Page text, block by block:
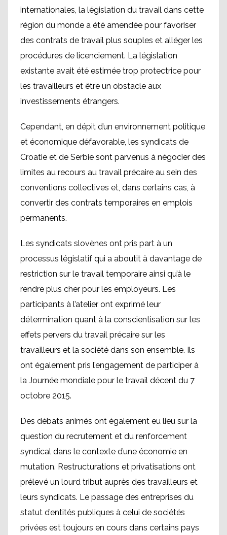
internationales, la législation du travail dans cette
région du monde a été amendée pour favoriser
des contrats de travail plus souples et alléger les
procédures de licenciement. La législation
existante avait été estimée trop protectrice pour
les travailleurs et être un obstacle aux
investissements étrangers.
Cependant, en dépit d’un environnement politique
et économique défavorable, les syndicats de
Croatie et de Serbie sont parvenus à négocier des
limites au recours au travail précaire au sein des
conventions collectives et, dans certains cas, à
convertir des contrats temporaires en emplois
permanents.
Les syndicats slovènes ont pris part à un
processus législatif qui a aboutit à davantage de
restriction sur le travail temporaire ainsi qu’à le
rendre plus cher pour les employeurs. Les
participants à l’atelier ont exprimé leur
détermination quant à la conscientisation sur les
effets pervers du travail précaire sur les
travailleurs et la société dans son ensemble. Ils
ont également pris l’engagement de participer à
la Journée mondiale pour le travail décent du 7
octobre 2015.
Des débats animés ont également eu lieu sur la
question du recrutement et du renforcement
syndical dans le contexte d’une économie en
mutation. Restructurations et privatisations ont
prélevé un lourd tribut auprès des travailleurs et
leurs syndicats. Le passage des entreprises du
statut d’entités publiques à celui de sociétés
privées est toujours en cours dans certains pays